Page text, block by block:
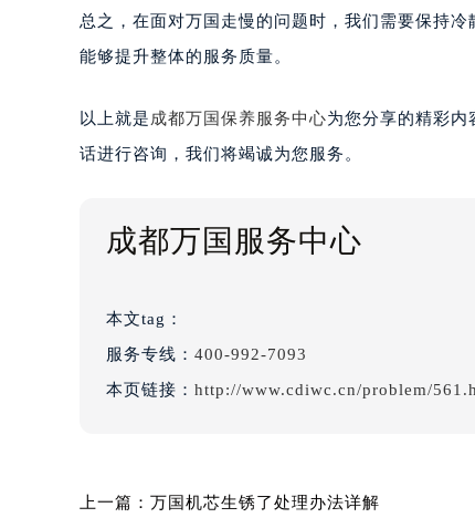
总之，在面对万国走慢的问题时，我们需要保持
能够提升整体的服务质量。
以上就是成都万国保养服务中心为您分享的精彩
话进行咨询，我们将竭诚为您服务。
成都万国服务中心
本文tag：
服务专线： 400-992-7093
本页链接： http://www.cdiwc.cn/problem/
上一篇： 万国机芯生锈了处理办法详解